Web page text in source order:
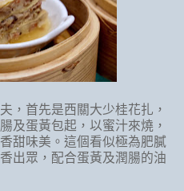
，首先是西關大少桂花扎，
及蛋黃包起，以蜜汁來燒，
甜味美。這個看似極為肥膩
出眾，配合蛋黃及潤腸的油